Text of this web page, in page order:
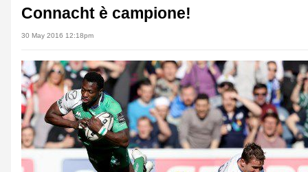
Connacht è campione!
30 May 2016 12:18pm